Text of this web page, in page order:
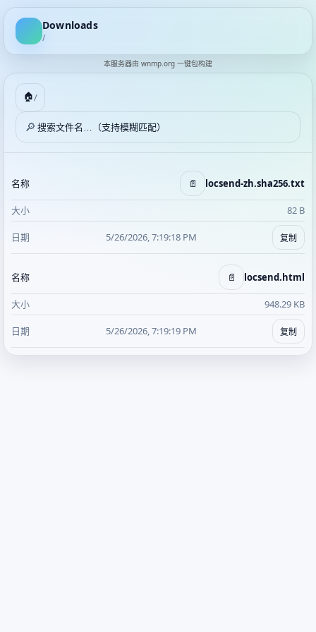
Downloads
/
本服务器由 wnmp.org 一键包构建
🏠/
🔎
📄 locsend-zh.sha256.txt
82 B
5/26/2026, 7:19:18 PM 复制
📄 locsend.html
948.29 KB
5/26/2026, 7:19:19 PM 复制